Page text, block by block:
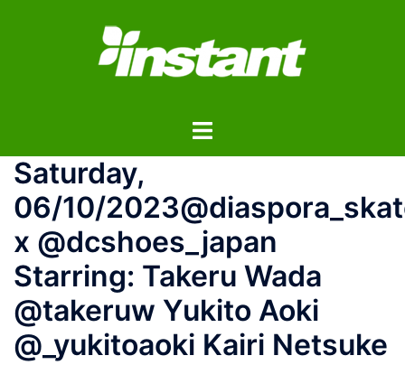
ス
ト
メ
ニ
ュ
Saturday,
06/10/
x @dcshoes_japan
Starring: Takeru Wada
@takeruw Yukito Aoki
@_yukitoaoki Kairi Netsuke